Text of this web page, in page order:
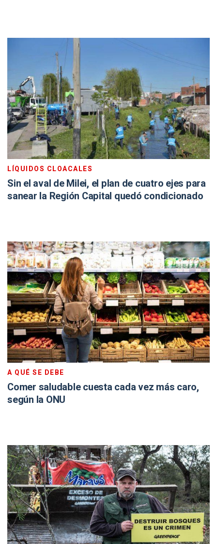
LÍQUIDOS CLOACALES
Sin el aval de Milei, el plan de cuatro ejes para
sanear la Región Capital quedó condicionado
A QUÉ SE DEBE
Comer saludable cuesta cada vez más caro,
según la ONU